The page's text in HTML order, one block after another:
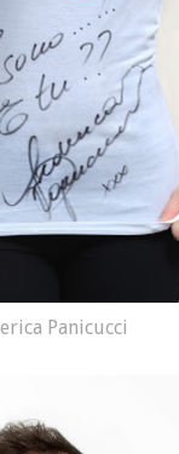
Panicucci